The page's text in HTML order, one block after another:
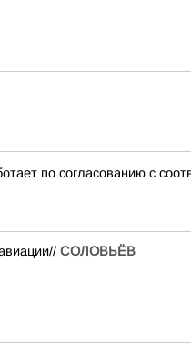
по согласованию с
СОЛОВЬЁВ